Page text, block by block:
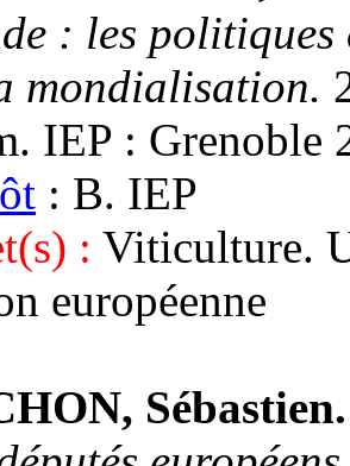
: les
mondialisation.
IEP : Grenoble
: B. IEP
: Viticulture.
européenne